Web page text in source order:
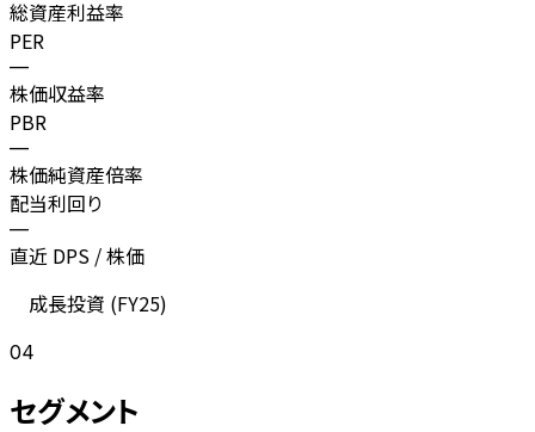
総資産利益率
PER
—
株価収益率
PBR
—
株価純資産倍率
配当利回り
—
直近 DPS / 株価
成長投資 (FY25)
04
セグメント